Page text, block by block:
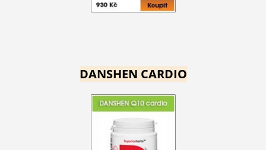
DANSHEN CARDIO